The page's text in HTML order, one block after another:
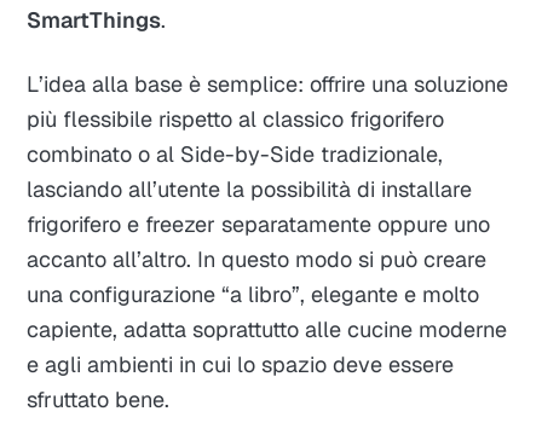
SmartThings.
L’idea alla base è semplice: offrire una soluzione
più flessibile rispetto al classico frigorifero
combinato o al Side-by-Side tradizionale,
lasciando all’utente la possibilità di installare
frigorifero e freezer separatamente oppure uno
accanto all’altro. In questo modo si può creare
una configurazione “a libro”, elegante e molto
capiente, adatta soprattutto alle cucine moderne
e agli ambienti in cui lo spazio deve essere
sfruttato bene.